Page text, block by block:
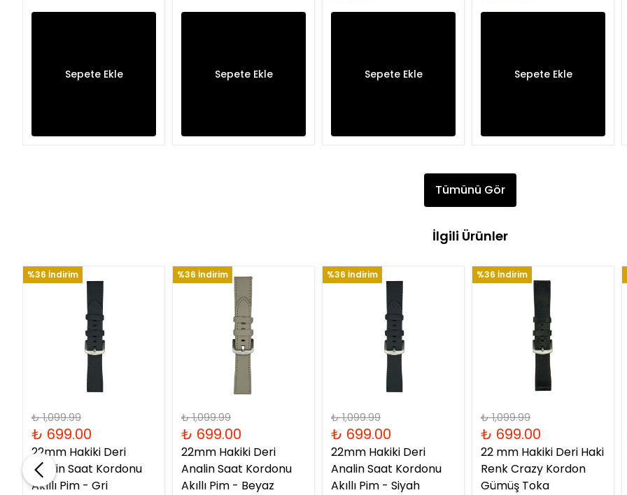
Sepete Ekle Sepete Ekle Sepete Ekle Sepete Ekle
Tümünü Gör
İlgili Ürünler
%36 İndirim
₺ 1,099.99
₺ 699.00
22mm Hakiki Deri
Analin Saat Kordonu
Akıllı Pim - Gri
%36 İndirim
₺ 1,099.99
₺ 699.00
22mm Hakiki Deri
Analin Saat Kordonu
Akıllı Pim - Beyaz
%36 İndirim
₺ 1,099.99
₺ 699.00
22mm Hakiki Deri
Analin Saat Kordonu
Akıllı Pim - Siyah
%36 İndirim
₺ 1,099.99
₺ 699.00
22 mm Hakiki Deri Haki
Renk Crazy Kordon
Gümüş Toka